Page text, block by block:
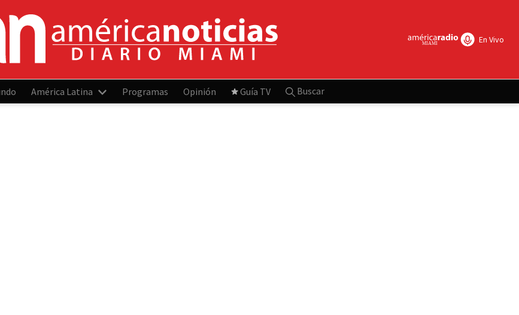
En Vivo
América Latina Programas Opinión Guía TV Buscar